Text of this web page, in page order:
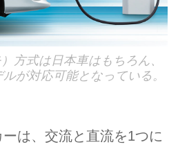
方式は日本車はもちろん、
が対応可能となっている。
は、交流と直流を1つに